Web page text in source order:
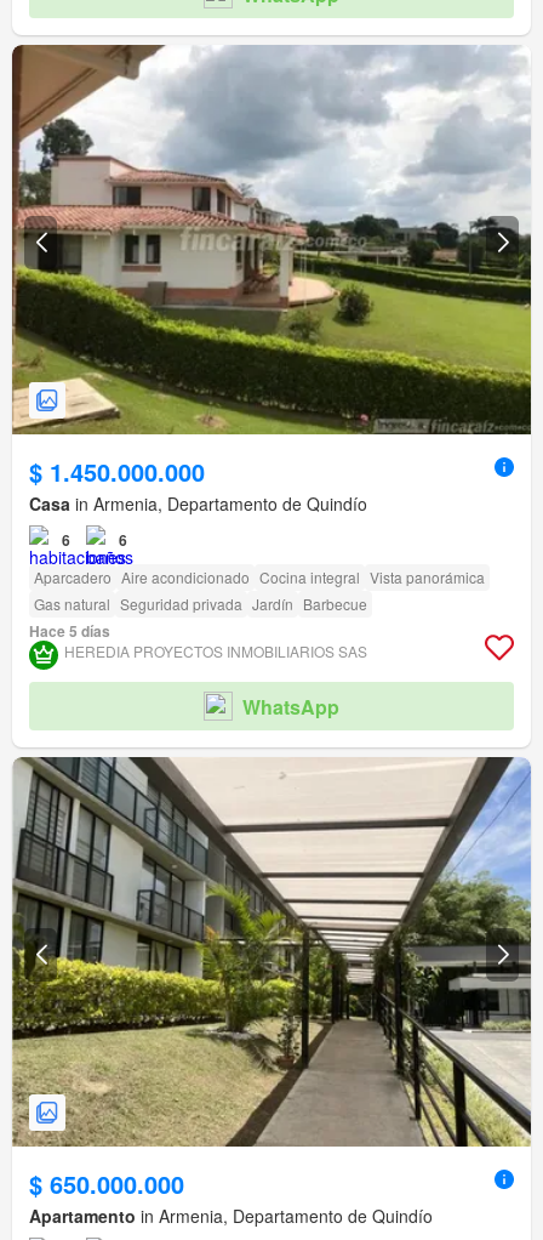
$ 1.450.000.000
Casa in Armenia, Departamento de Quindío
6 6
Aparcadero Aire acondicionado Cocina integral Vista panorámica
Gas natural Seguridad privada Jardín Barbecue
Hace 5 días
HEREDIA PROYECTOS INMOBILIARIOS SAS
WhatsApp
$ 650.000.000
Apartamento in Armenia, Departamento de Quindío